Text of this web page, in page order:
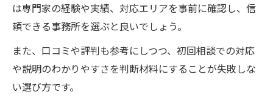
は専門家の経験や実績、対応エリアを事前に確認し、信
頼できる事務所を選ぶと良いでしょう。
また、口コミや評判も参考にしつつ、初回相談での対応
や説明のわかりやすさを判断材料にすることが失敗しな
い選び方です。